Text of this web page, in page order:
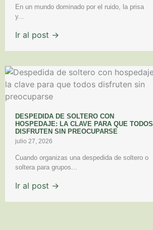
En un mundo dominado por el ruido, la prisa
y...
Ir al post →
DESPEDIDA DE SOLTERO CON
HOSPEDAJE: LA CLAVE PARA QUE TODOS
DISFRUTEN SIN PREOCUPARSE
julio 27, 2026
Cuando organizas una despedida de soltero o
soltera para grupos...
Ir al post →